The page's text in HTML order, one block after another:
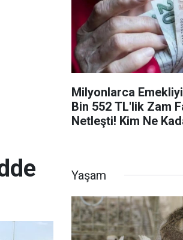
Milyonlarca
Bin 552 TL'lik Zam
Netleşti! Kim Ne
Yaşam